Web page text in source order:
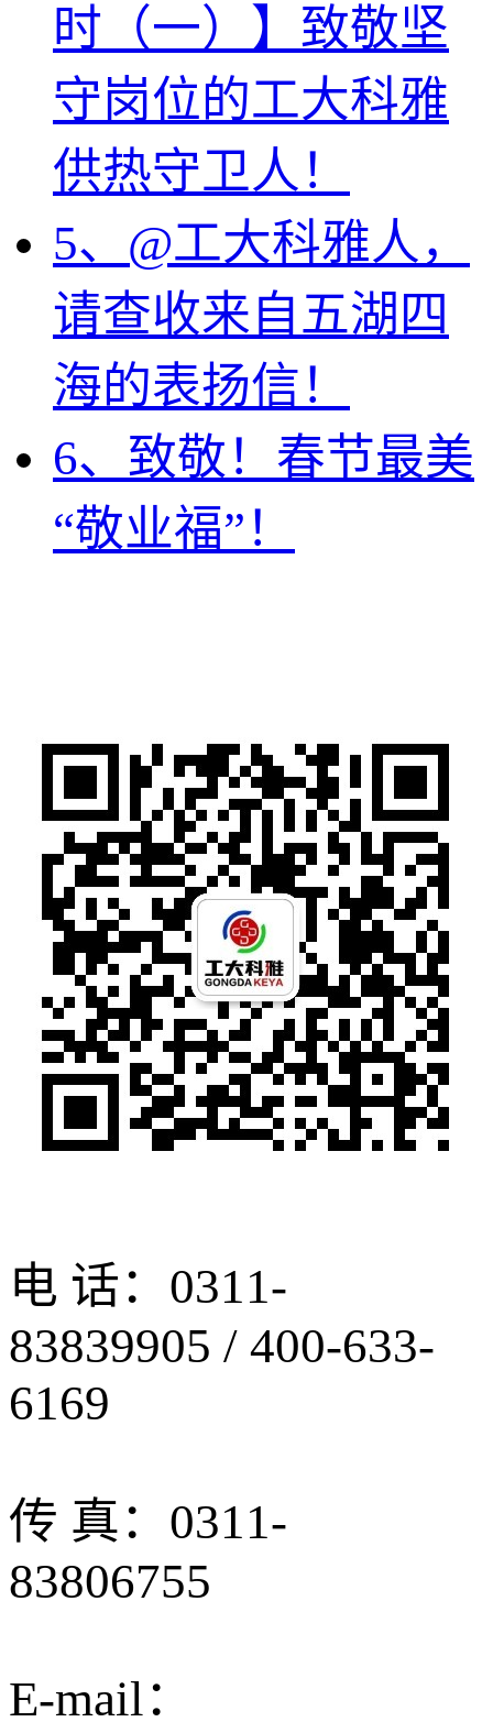
时（一）】致敬坚
守岗位的工大科雅
供热守卫人！
5、@工大科雅人，
请查收来自五湖四
海的表扬信！
6、致敬！春节最美
“敬业福”！
电 话：0311-
83839905 / 400-633-
6169
传 真：0311-
83806755
E-mail：